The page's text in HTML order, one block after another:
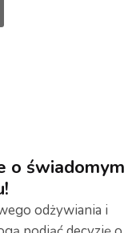
o świadomym
odżywiania i